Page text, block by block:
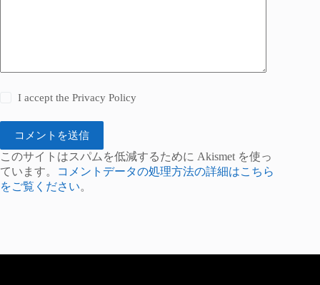
I accept thePrivacy Policy
コメントを送信
このサイトはスパムを低減するために Akismet を使っ
ています。
コメントデータの処理方法の詳細はこちら
をご覧ください。